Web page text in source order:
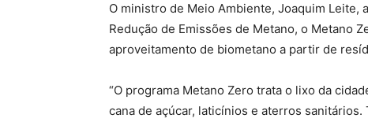
O ministro de Meio Ambiente, Joaquim Leite,
Redução de Emissões de Metano, o Metano
aproveitamento de biometano a partir de
“O programa Metano Zero trata o lixo da
cana de açúcar, laticínios e aterros